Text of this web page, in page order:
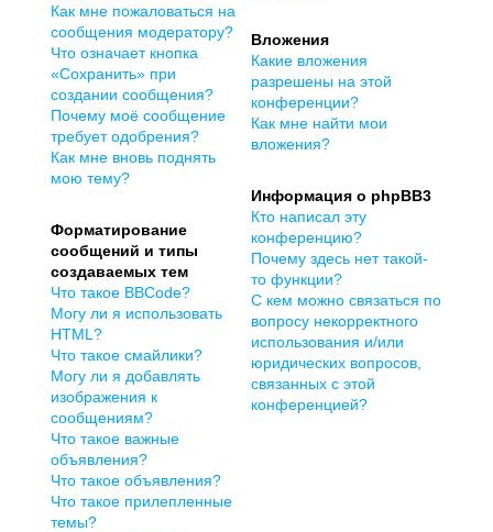
Как мне пожаловаться на
сообщения модератору?
Что означает кнопка
«Сохранить» при
создании сообщения?
Почему моё сообщение
требует одобрения?
Как мне вновь поднять
мою тему?
Форматирование
сообщений и типы
создаваемых тем
Что такое BBCode?
Могу ли я использовать
HTML?
Что такое смайлики?
Могу ли я добавлять
изображения к
сообщениям?
Что такое важные
объявления?
Что такое объявления?
Что такое прилепленные
темы?
Вложения
Какие вложения
разрешены на этой
конференции?
Как мне найти мои
вложения?
Информация о phpBB3
Кто написал эту
конференцию?
Почему здесь нет такой-
то функции?
С кем можно связаться по
вопросу некорректного
использования и/или
юридических вопросов,
связанных с этой
конференцией?